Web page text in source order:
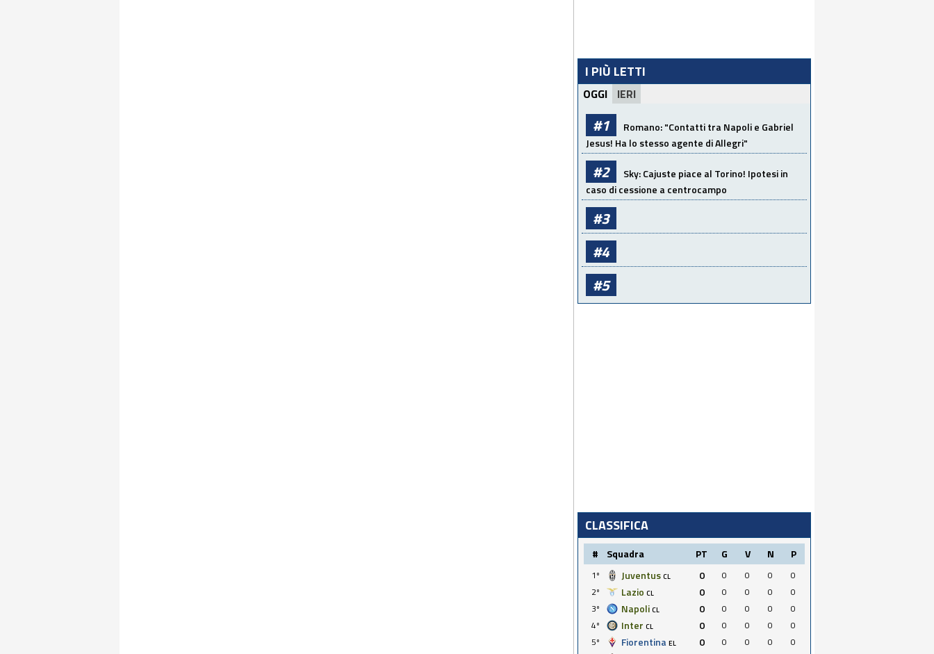
I PIÙ LETTI
OGGI IERI
#1 Romano: "Contatti tra Napoli e Gabriel
Jesus! Ha lo stesso agente di Allegri"
#2 Sky: Cajuste piace al Torino! Ipotesi in
caso di cessione a centrocampo
#3
#4
#5
CLASSIFICA
# Squadra PT G V N P
1º Juventus CL 0 0 0 0
0
2º
Lazio CL 0 0 0 0
0
3º
Napoli CL 0 0 0 0
0
4º
Inter CL 0 0 0 0
0
5º
Fiorentina EL 0 0 0 0
0